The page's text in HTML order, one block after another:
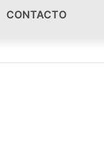
CONTACTO